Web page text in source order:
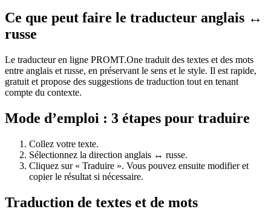
Ce que peut faire le traducteur anglais ↔
russe
Le traducteur en ligne PROMT.One traduit des textes et des mots
entre anglais et russe, en préservant le sens et le style. Il est rapide,
gratuit et propose des suggestions de traduction tout en tenant
compte du contexte.
Mode d’emploi : 3 étapes pour traduire
Collez votre texte.
Sélectionnez la direction anglais ↔ russe.
Cliquez sur « Traduire ». Vous pouvez ensuite modifier et
copier le résultat si nécessaire.
Traduction de textes et de mots